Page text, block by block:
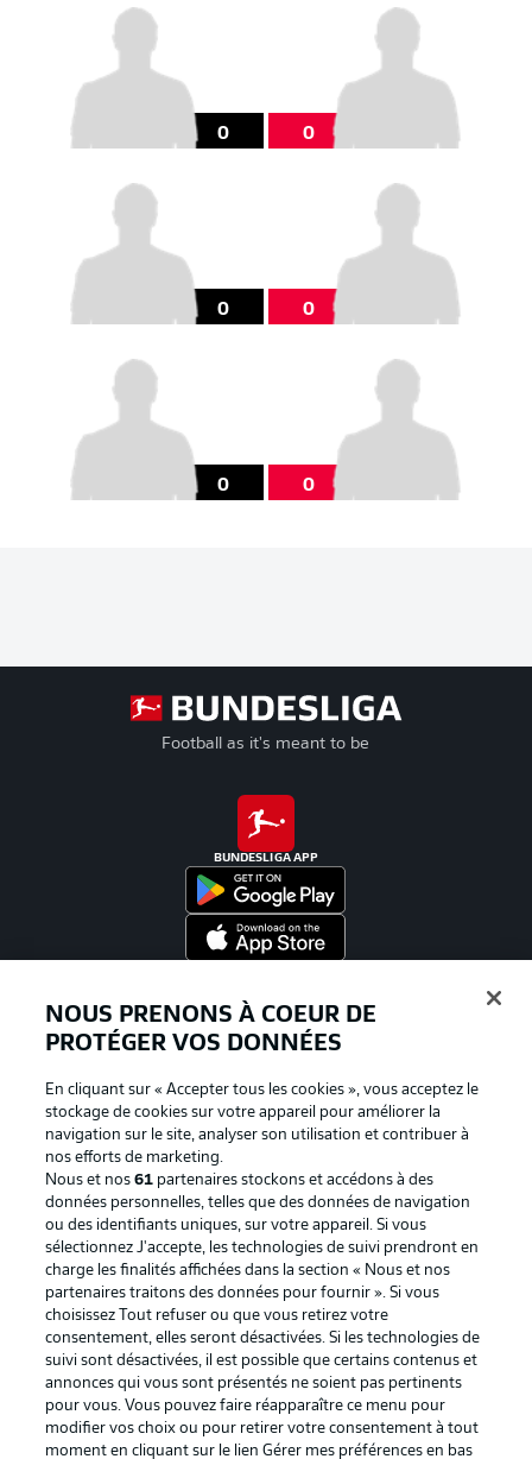
0 0
0 0
0 0
Football as it's meant to be
BUNDESLIGA APP
La publicité Conditions d’utilisation des
Mentions Légales Gérer mes préférences
Déclaration de
confidentialité
Diffuseurs
NOUS PRENONS À COEUR DE
PROTÉGER VOS DONNÉES
En cliquant sur « Accepter tous les cookies », vous acceptez le
stockage de cookies sur votre appareil pour améliorer la
navigation sur le site, analyser son utilisation et contribuer à
nos efforts de marketing.
Nous et nos61 partenaires stockons et accédons à des
données personnelles, telles que des données de navigation
ou des identifiants uniques, sur votre appareil. Si vous
sélectionnez J'accepte, les technologies de suivi prendront en
charge les finalités affichées dans la section « Nous et nos
partenaires traitons des données pour fournir ». Si vous
choisissez Tout refuser ou que vous retirez votre
consentement, elles seront désactivées. Si les technologies de
suivi sont désactivées, il est possible que certains contenus et
annonces qui vous sont présentés ne soient pas pertinents
pour vous. Vous pouvez faire réapparaître ce menu pour
modifier vos choix ou pour retirer votre consentement à tout
moment en cliquant sur le lien Gérer mes préférences en bas